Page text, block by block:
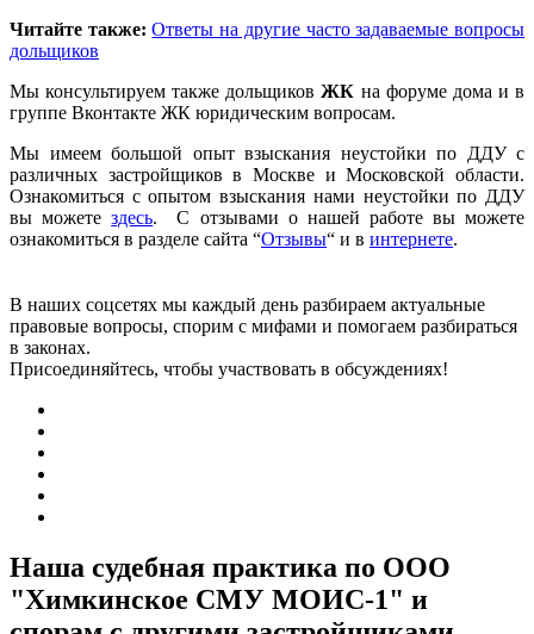
Читайте также: Ответы на другие часто задаваемые вопросы
дольщиков
Мы консультируем также дольщиковЖК на форуме дома и в
группе Вконтакте ЖК юридическим вопросам.
Мы имеем большой опыт взыскания неустойки по ДДУ с
различных застройщиков в Москве и Московской области.
Ознакомиться с опытом взыскания нами неустойки по ДДУ
вы можетездесь. С отзывами о нашей работе вы можете
ознакомиться в разделе сайта “Отзывы“ и в интернете.
В наших соцсетях мы каждый день разбираем актуальные
правовые вопросы, спорим с мифами и помогаем разбираться
в законах.
Присоединяйтесь, чтобы участвовать в обсуждениях!
Наша судебная практика по ООО
"Химкинское СМУ МОИС-1" и